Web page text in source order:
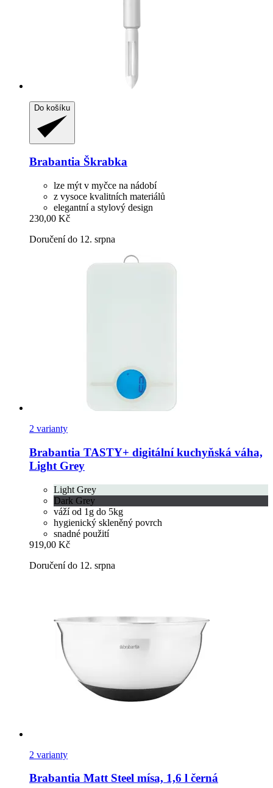
Do košíku
Brabantia Škrabka
lze mýt v myčce na nádobí
z vysoce kvalitních materiálů
elegantní a stylový design
230,00 Kč
Doručení do 12. srpna
2 varianty
Brabantia TASTY+ digitální kuchyňská váha,
Light Grey
Light Grey
Dark Grey
váží od 1g do 5kg
hygienický skleněný povrch
snadné použití
919,00 Kč
Doručení do 12. srpna
2 varianty
Brabantia Matt Steel mísa, 1,6 l černá